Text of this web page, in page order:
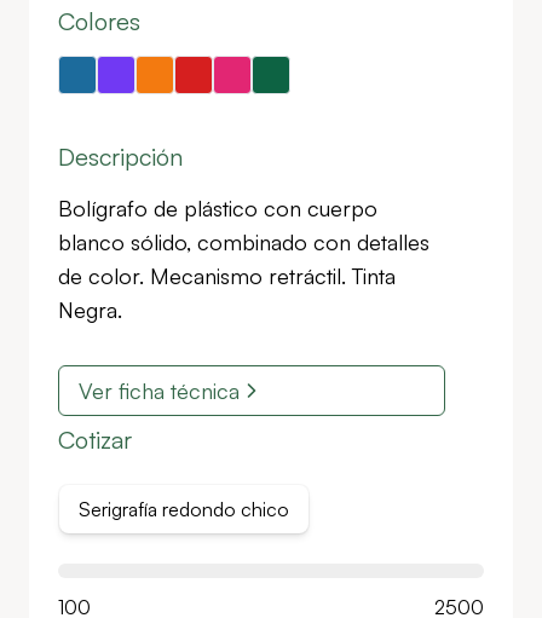
Colores
Descripción
Bolígrafo de plástico con cuerpo
blanco sólido, combinado con detalles
de color. Mecanismo retráctil. Tinta
Negra.
Ver ficha técnica
Cotizar
Serigrafía redondo chico
100 2500